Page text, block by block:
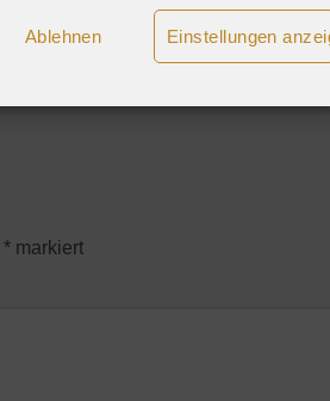
Ablehnen Einstellungen
* markiert